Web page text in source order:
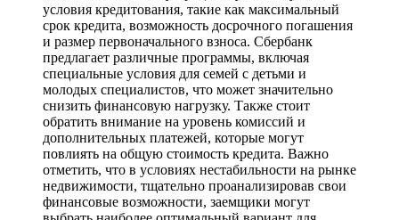
условия кредитования, такие как максимальный
срок кредита, возможность досрочного погашения
и размер первоначального взноса. Сбербанк
предлагает различные программы, включая
специальные условия для семей с детьми и
молодых специалистов, что может значительно
снизить финансовую нагрузку. Также стоит
обратить внимание на уровень комиссий и
дополнительных платежей, которые могут
повлиять на общую стоимость кредита. Важно
отметить, что в условиях нестабильности на рынке
недвижимости, тщательно проанализировав свои
финансовые возможности, заемщики могут